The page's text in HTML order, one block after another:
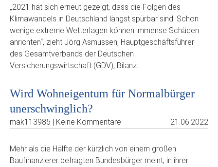
„2021 hat sich erneut gezeigt, dass die Folgen des
Klimawandels in Deutschland längst spürbar sind. Schon
wenige extreme Wetterlagen können immense Schäden
anrichten“, zieht Jörg Asmussen, Hauptgeschäftsführer
des Gesamtverbands der Deutschen
Versicherungswirtschaft (GDV), Bilanz.
Wird Wohneigentum für Normalbürger
unerschwinglich?
mak113985 | Keine Kommentare 21.06.2022
Mehr als die Hälfte der kürzlich von einem großen
Baufinanzierer befragten Bundesbürger meint, in ihrer